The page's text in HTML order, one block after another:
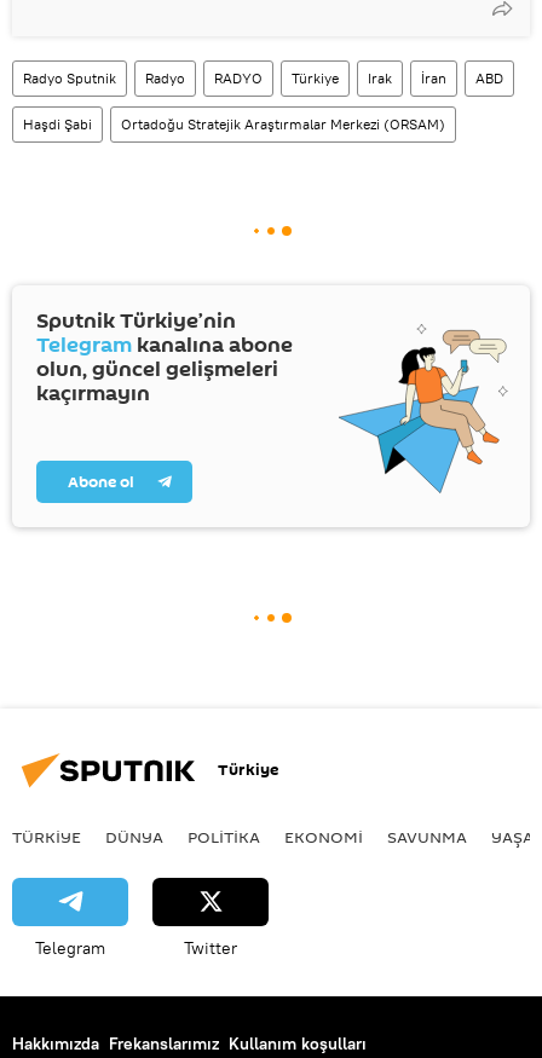
Radyo Sputnik Radyo RADYO Türkiye Irak İran ABD
Haşdi Şabi Ortadoğu Stratejik Araştırmalar Merkezi (ORSAM)
Sputnik Türkiye’nin
Telegram kanalına abone
olun, güncel gelişmeleri
kaçırmayın
Abone ol
Türkiye
TÜRKIYE DÜNYA POLİTİKA EKONOMİ SAVUNMA
Telegram Twitter
Hakkımızda Frekanslarımız Kullanım koşulları